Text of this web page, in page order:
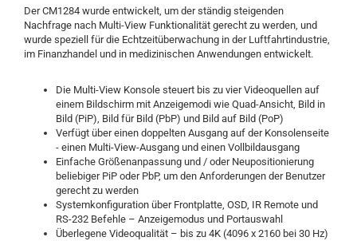
Der CM1284 wurde entwickelt, um der ständig steigenden
Nachfrage nach Multi-View Funktionalität gerecht zu werden, und
wurde speziell für die Echtzeitüberwachung in der Luftfahrtindustrie,
im Finanzhandel und in medizinischen Anwendungen entwickelt.
Die Multi-View Konsole steuert bis zu vier Videoquellen auf
einem Bildschirm mit Anzeigemodi wie Quad-Ansicht, Bild in
Bild (PiP), Bild für Bild (PbP) und Bild auf Bild (PoP)
Verfügt über einen doppelten Ausgang auf der Konsolenseite
- einen Multi-View-Ausgang und einen Vollbildausgang
Einfache Größenanpassung und / oder Neupositionierung
beliebiger PiP oder PbP, um den Anforderungen der Benutzer
gerecht zu werden
Systemkonfiguration über Frontplatte, OSD, IR Remote und
RS-232 Befehle – Anzeigemodus und Portauswahl
Überlegene Videoqualität – bis zu 4K (4096 x 2160 bei 30 Hz)